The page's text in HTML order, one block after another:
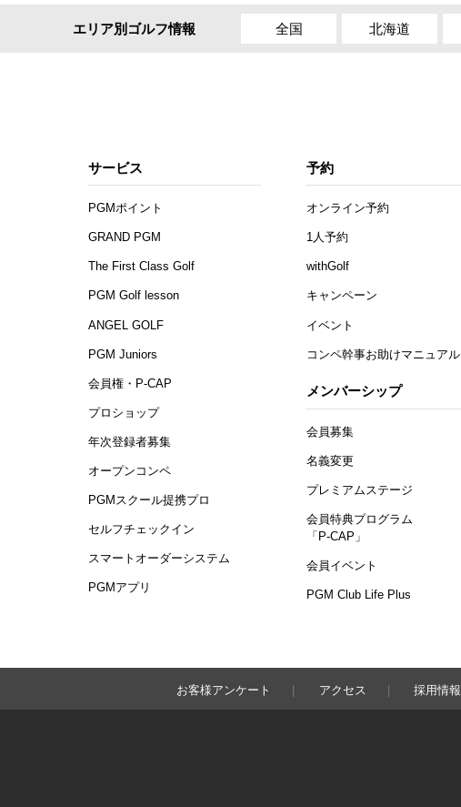
エリア別ゴルフ情報 全国 北海道
サービス
PGMポイント
GRAND PGM
The First Class Golf
PGM Golf lesson
ANGEL GOLF
PGM Juniors
会員権・P-CAP
プロショップ
年次登録者募集
オープンコンペ
PGMスクール提携プロ
セルフチェックイン
スマートオーダーシステム
PGMアプリ
予約
オンライン予約
1人予約
withGolf
キャンペーン
イベント
コンペ幹事お助けマニュアル
メンバーシップ
会員募集
名義変更
プレミアムステージ
会員特典プログラム
「P-CAP」
会員イベント
PGM Club Life Plus
お客様アンケート アクセス 採用情報